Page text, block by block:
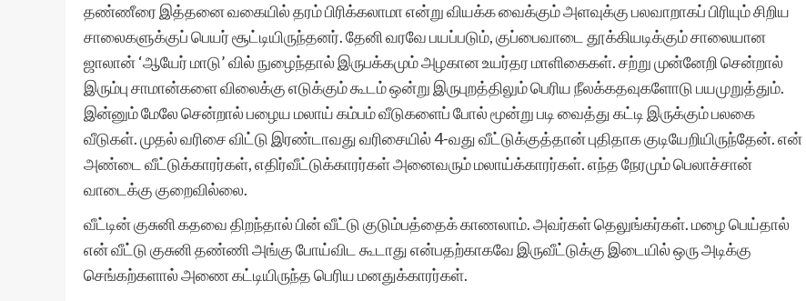
தண்ணீரை இத்தனை வகையில் தரம் பிரிக்கலாமா என்று வியக்க வைக்கும் அளவுக்கு பலவாறாகப் பிரியும் சிறிய
சாலைகளுக்குப் பெயர் சூட்டியிருந்தனர். தேனி வரவே பயப்படும், குப்பைவாடை தூக்கியடிக்கும் சாலையான
ஜாலான் ‘ஆயேர் மாடு’ வில் நுழைந்தால் இருபக்கமும் அழகான உயர்தர மாளிகைகள். சற்று முன்னேறி சென்றால்
இரும்பு சாமான்களை விலைக்கு எடுக்கும் கூடம் ஒன்று இருபுறத்திலும் பெரிய நீலக்கதவுகளோடு பயமுறுத்தும்.
இன்னும் மேலே சென்றால் பழைய மலாய் கம்பம் வீடுகளைப் போல் மூன்று படி வைத்து கட்டி இருக்கும் பலகை
வீடுகள். முதல் வரிசை விட்டு இரண்டாவது வரிசையில் 4-வது வீட்டுக்குத்தான் புதிதாக குடியேறியிருந்தேன். என்
அண்டை வீட்டுக்காரர்கள், எதிர்வீட்டுக்காரர்கள் அனைவரும் மலாய்க்காரர்கள். எந்த நேரமும் பெலாச்சான்
வாடைக்கு குறைவில்லை.
வீட்டின் குசுனி கதவை திறந்தால் பின் வீட்டு குடும்பத்தைக் காணலாம். அவர்கள் தெலுங்கர்கள். மழை பெய்தால்
என் வீட்டு குசுனி தண்ணி அங்கு போய்விட கூடாது என்பதற்காகவே இருவீட்டுக்கு இடையில் ஒரு அடிக்கு
செங்கற்களால் அணை கட்டியிருந்த பெரிய மனதுக்காரர்கள்.